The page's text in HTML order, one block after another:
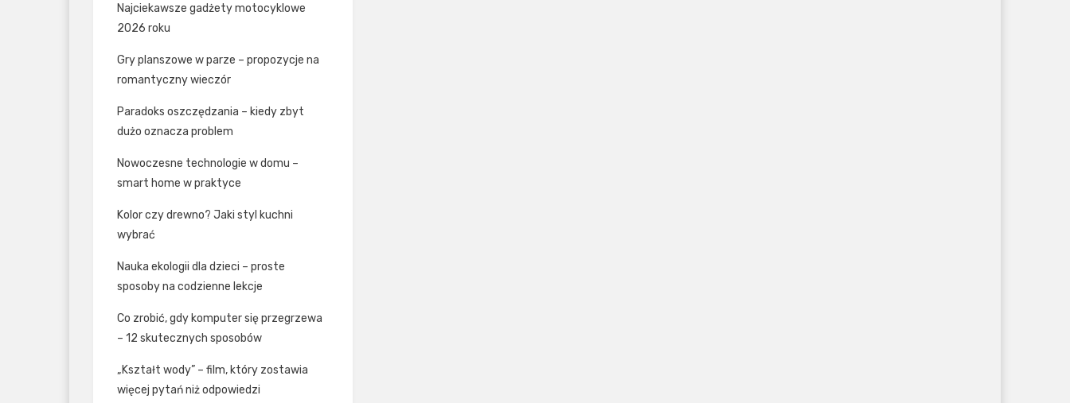
Najciekawsze gadżety motocyklowe
2026 roku
Gry planszowe w parze – propozycje na
romantyczny wieczór
Paradoks oszczędzania – kiedy zbyt
dużo oznacza problem
Nowoczesne technologie w domu –
smart home w praktyce
Kolor czy drewno? Jaki styl kuchni
wybrać
Nauka ekologii dla dzieci – proste
sposoby na codzienne lekcje
Co zrobić, gdy komputer się przegrzewa
– 12 skutecznych sposobów
„Kształt wody” – film, który zostawia
więcej pytań niż odpowiedzi